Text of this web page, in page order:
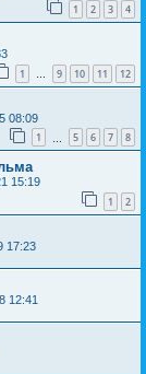
1 2 3 4
1 … 9 10 11 12
08:09
1 5 6 7 8
15:19
1 2
17:23
12:41